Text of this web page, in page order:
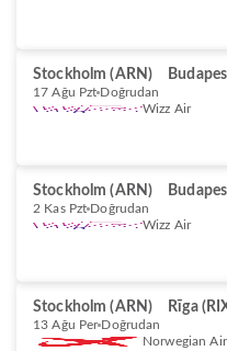
Stockholm (ARN)
17 Ağu Pzt Doğrudan
Wizz Air
Stockholm (ARN)
2 Kas Pzt Doğrudan
Wizz Air
Stockholm (ARN) Rīga
13 Ağu Per Doğrudan
Norwegian